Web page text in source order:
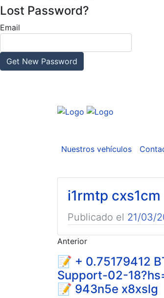
Lost Password?
Email
Get New Password
Nuestros vehículos
i1rmtp
Publicado el 21/03/
Anterior
📝 + 0.75179412
Support-02-
📝 943n5e x8xslg